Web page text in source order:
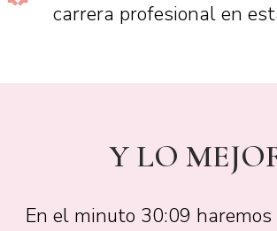
carrera profesional en
Y LO
En el minuto 30:09 haremos